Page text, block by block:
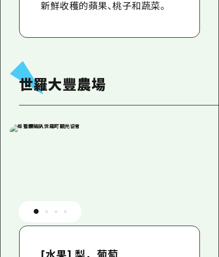
新鮮收穫的蘋果、桃子和蔬菜。
世羅大豐農場